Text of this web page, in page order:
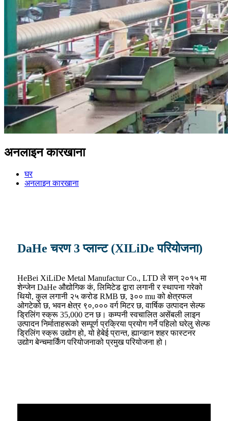
अनलाइन कारखाना
घर
अनलाइन कारखाना
DaHe चरण 3 प्लान्ट (XILiDe परियोजना)
HeBei XiLiDe Metal Manufactur Co., LTD ले सन् २०१५ मा
शेन्जेन DaHe औद्योगिक कं, लिमिटेड द्वारा लगानी र स्थापना गरेको
थियो, कुल लगानी २५ करोड RMB छ, ३०० mu को क्षेत्रफल
ओगटेको छ, भवन क्षेत्र ९०,००० वर्ग मिटर छ, वार्षिक उत्पादन सेल्फ
ड्रिलिंग स्क्रू 35,000 टन छ। कम्पनी स्वचालित असेंबली लाइन
उत्पादन निर्माताहरूको सम्पूर्ण प्रक्रिया प्रयोग गर्ने पहिलो घरेलु सेल्फ
ड्रिलिंग स्क्रू उद्योग हो, यो हेबेई प्रान्त, ह्यान्डान शहर फास्टनर
उद्योग बेन्चमार्किंग परियोजनाको प्रमुख परियोजना हो।